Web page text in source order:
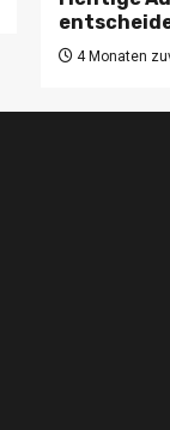
4 Monaten